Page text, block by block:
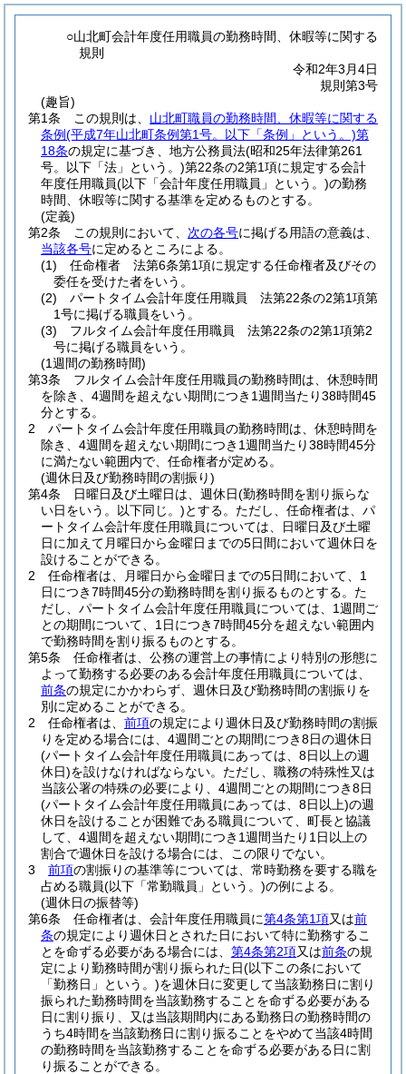
○山北町会計年度任用職員の勤務時間、休暇等に関する
規則
令和2年3月4日
規則第3号
(趣旨)
第1条
この規則は、 山北町職員の勤務時間、休暇等に関する
条例(平成7年山北町条例第1号。以下「条例」という。)第
18条の規定に基づき、地方公務員法(昭和25年法律第261
号。以下「法」という。)第22条の2第1項に規定する会計
年度任用職員(以下「会計年度任用職員」という。)の勤務
時間、休暇等に関する基準を定めるものとする。
(定義)
第2条
この規則において、 次の各号に掲げる用語の意義は、
当該各号に定めるところによる。
(1)
任命権者 法第6条第1項に規定する任命権者及びその
委任を受けた者をいう。
(2)
パートタイム会計年度任用職員 法第22条の2第1項第
1号に掲げる職員をいう。
(3)
フルタイム会計年度任用職員 法第22条の2第1項第2
号に掲げる職員をいう。
(1週間の勤務時間)
第3条
フルタイム会計年度任用職員の勤務時間は、休憩時間
を除き、4週間を超えない期間につき1週間当たり38時間45
分とする。
2
パートタイム会計年度任用職員の勤務時間は、休憩時間を
除き、4週間を超えない期間につき1週間当たり38時間45分
に満たない範囲内で、任命権者が定める。
(週休日及び勤務時間の割振り)
第4条
日曜日及び土曜日は、週休日(勤務時間を割り振らな
い日をいう。以下同じ。)とする。 ただし、任命権者は、パ
ートタイム会計年度任用職員については、日曜日及び土曜
日に加えて月曜日から金曜日までの5日間において週休日を
設けることができる。
2
任命権者は、月曜日から金曜日までの5日間において、1
日につき7時間45分の勤務時間を割り振るものとする。 た
だし、パートタイム会計年度任用職員については、1週間ご
との期間について、1日につき7時間45分を超えない範囲内
で勤務時間を割り振るものとする。
第5条
任命権者は、公務の運営上の事情により特別の形態に
よって勤務する必要のある会計年度任用職員については、
前条の規定にかかわらず、週休日及び勤務時間の割振りを
別に定めることができる。
2
任命権者は、 前項の規定により週休日及び勤務時間の割振
りを定める場合には、4週間ごとの期間につき8日の週休日
(パートタイム会計年度任用職員にあっては、8日以上の週
休日)を設けなければならない。 ただし、職務の特殊性又は
当該公署の特殊の必要により、4週間ごとの期間につき8日
(パートタイム会計年度任用職員にあっては、8日以上)の週
休日を設けることが困難である職員について、町長と協議
して、4週間を超えない期間につき1週間当たり1日以上の
割合で週休日を設ける場合には、この限りでない。
3
前項の割振りの基準等については、常時勤務を要する職を
占める職員(以下「常勤職員」という。)の例による。
(週休日の振替等)
第6条
任命権者は、会計年度任用職員に第4条第1項又は前
条の規定により週休日とされた日において特に勤務するこ
とを命ずる必要がある場合には、 第4条第2項又は前条の規
定により勤務時間が割り振られた日(以下この条において
「勤務日」という。)を週休日に変更して当該勤務日に割り
振られた勤務時間を当該勤務することを命ずる必要がある
日に割り振り、又は当該期間内にある勤務日の勤務時間の
うち4時間を当該勤務日に割り振ることをやめて当該4時間
の勤務時間を当該勤務することを命ずる必要がある日に割
り振ることができる。